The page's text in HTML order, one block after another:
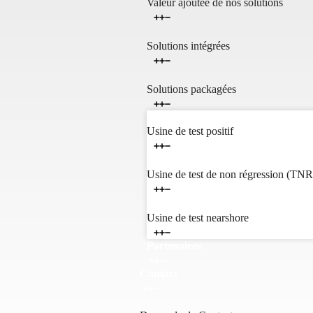
Valeur ajoutée de nos solutions
Solutions intégrées
Solutions packagées
Usine de test positif
Usine de test de non régression
Usine de test nearshore